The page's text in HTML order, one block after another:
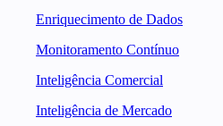
Enriquecimento de Dados
Monitoramento Contínuo
Inteligência Comercial
Inteligência de Mercado